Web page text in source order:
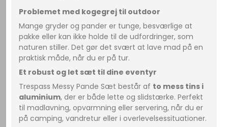
Problemet med kogegrej til outdoor
Mange gryder og pander er tunge, besværlige at
pakke eller kan ikke holde til de udfordringer, som
naturen stiller. Det gør det svært at lave mad på en
praktisk måde, når du er på tur.
Et robust og let sæt til dine eventyr
Trespass Messy Pande Sæt består af to mess tins i
aluminium, der er både lette og slidstærke. Perfekt
til madlavning, opvarmning eller servering, når du er
på camping, vandretur eller i overlevelsessituationer.